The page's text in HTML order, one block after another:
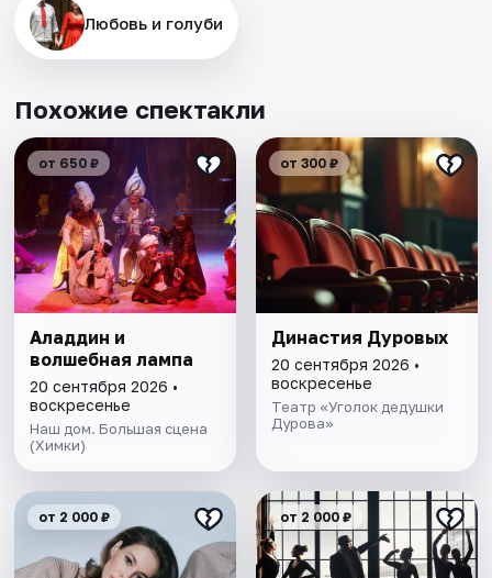
Любовь и голуби
Похожие спектакли
от 650 ₽
Аладдин и
волшебная лампа
20 сентября 2026 •
воскресенье
Наш дом. Большая сцена
(Химки)
от 300 ₽
Династия Дуровых
20 сентября 2026 •
воскресенье
Театр «Уголок дедушки
Дурова»
от 2 000 ₽ от 2 000 ₽